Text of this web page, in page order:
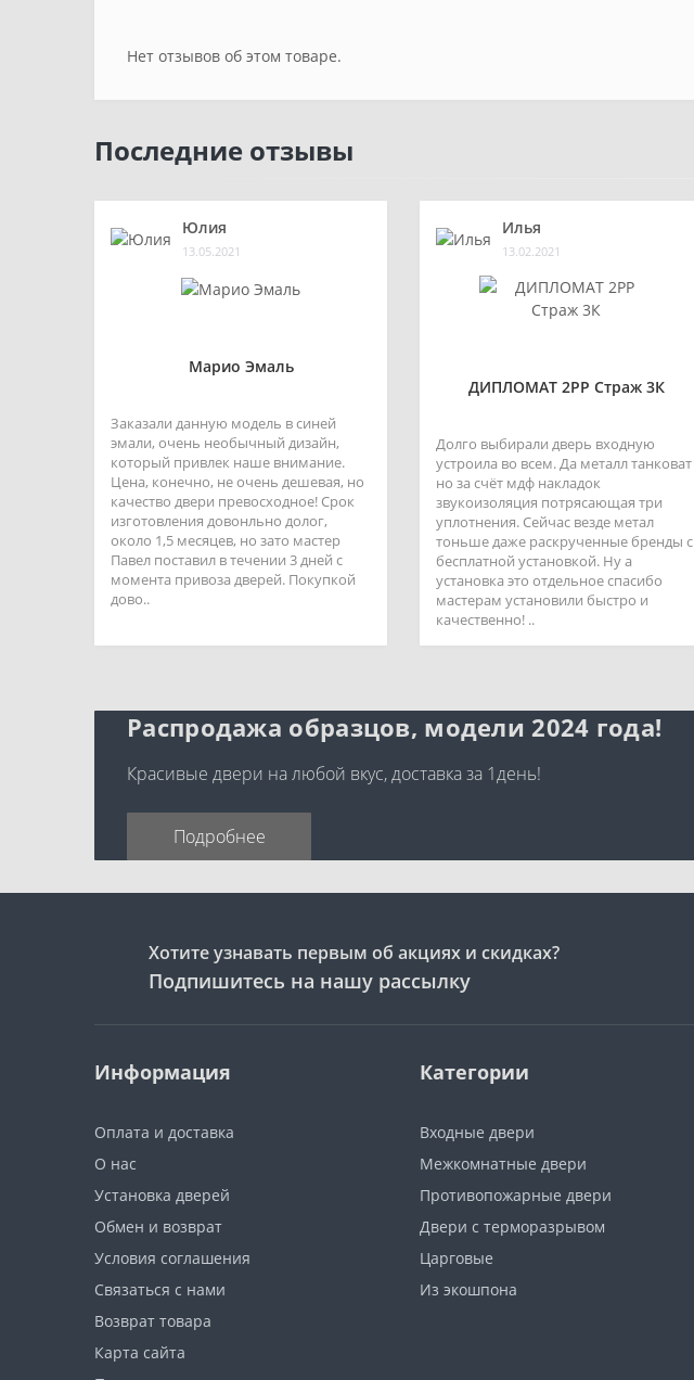
Нет отзывов об этом товаре.
Последние отзывы
Юлия
13.05.2021
Марио Эмаль
Заказали данную модель в синей
эмали, очень необычный дизайн,
который привлек наше внимание.
Цена, конечно, не очень дешевая, но
качество двери превосходное! Срок
изготовления довонльно долог,
около 1,5 месяцев, но зато мастер
Павел поставил в течении 3 дней с
момента привоза дверей. Покупкой
дово..
Илья
13.02.2021
ДИПЛОМАТ 2РР Страж 3К
Долго выбирали дверь входную
устроила во всем. Да металл танковат
но за счёт мдф накладок
звукоизоляция потрясающая три
уплотнения. Сейчас везде метал
тоньше даже раскрученные бренды с
бесплатной установкой. Ну а
установка это отдельное спасибо
мастерам установили быстро и
качественно! ..
Распродажа образцов, модели 2024 года!
Красивые двери на любой вкус, доставка за 1день!
Подробнее
Хотите узнавать первым об акциях и скидках?
Подпишитесь на нашу рассылку
Информация
Оплата и доставка
О нас
Установка дверей
Обмен и возврат
Условия соглашения
Связаться с нами
Возврат товара
Карта сайта
Категории
Входные двери
Межкомнатные двери
Противопожарные двери
Двери с терморазрывом
Царговые
Из экошпона